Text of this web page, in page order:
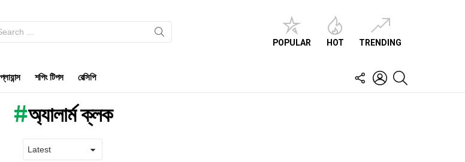
POPULAR HOT TRENDING
শপিং টিপস রেসিপি
FOLLOW
US
LOGIN
অ্যালার্ম ক্লক